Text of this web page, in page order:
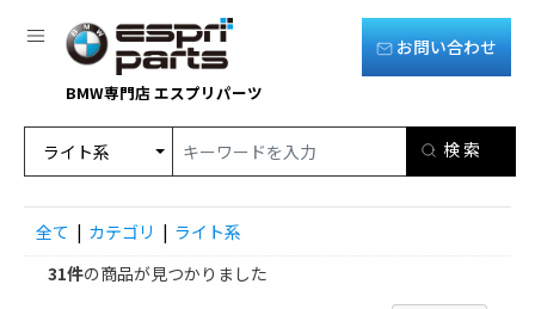
BMW専門店 エスプリパーツ
お問い合わせ
全て | カテゴリ | ライト系
31件の商品が見つかりました